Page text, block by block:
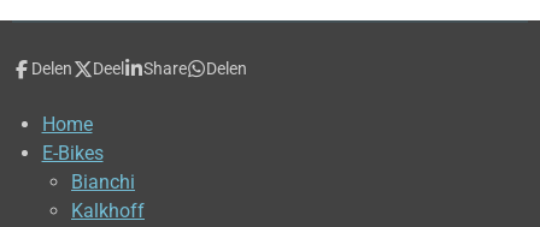
Delen Deel Share Delen
Home
E-Bikes
Bianchi
Kalkhoff